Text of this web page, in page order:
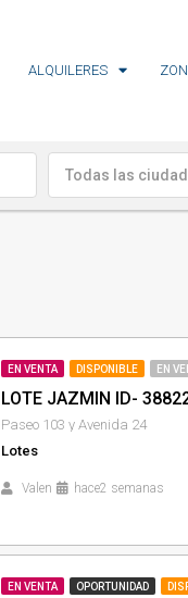
ALQUILERES
Todas las
EN VENTA DISPONIBLE EN
LOTE JAZMIN ID-
Paseo 103 y Avenida 24
Lotes
Valen hace2 semanas
EN VENTA OPORTUNIDAD